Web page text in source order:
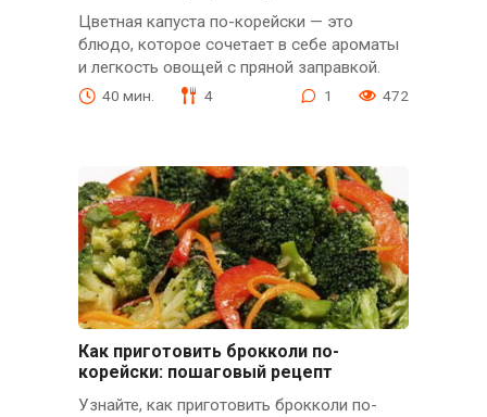
Цветная капуста по-корейски — это
блюдо, которое сочетает в себе ароматы
и легкость овощей с пряной заправкой.
40 мин. 4 1 472
Как приготовить брокколи по-
корейски: пошаговый рецепт
Узнайте, как приготовить брокколи по-